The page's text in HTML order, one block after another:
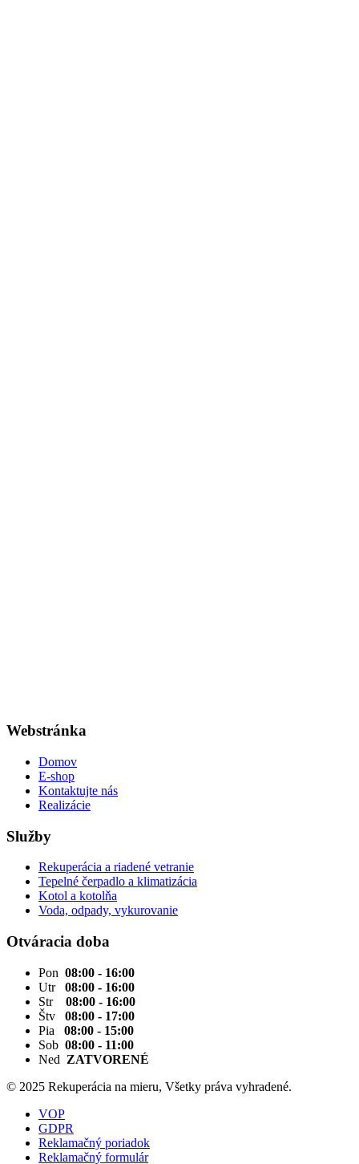
Webstránka
Domov
E-shop
Kontaktujte nás
Realizácie
Služby
Rekuperácia a riadené vetranie
Tepelné čerpadlo a klimatizácia
Kotol a kotolňa
Voda, odpady, vykurovanie
Otváracia doba
Pon 08:00 - 16:00
Utr 08:00 - 16:00
Str 08:00 - 16:00
Štv 08:00 - 17:00
Pia 08:00 - 15:00
Sob 08:00 - 11:00
Ned ZATVORENÉ
© 2025 Rekuperácia na mieru, Všetky práva vyhradené.
VOP
GDPR
Reklamačný poriadok
Reklamačný formulár